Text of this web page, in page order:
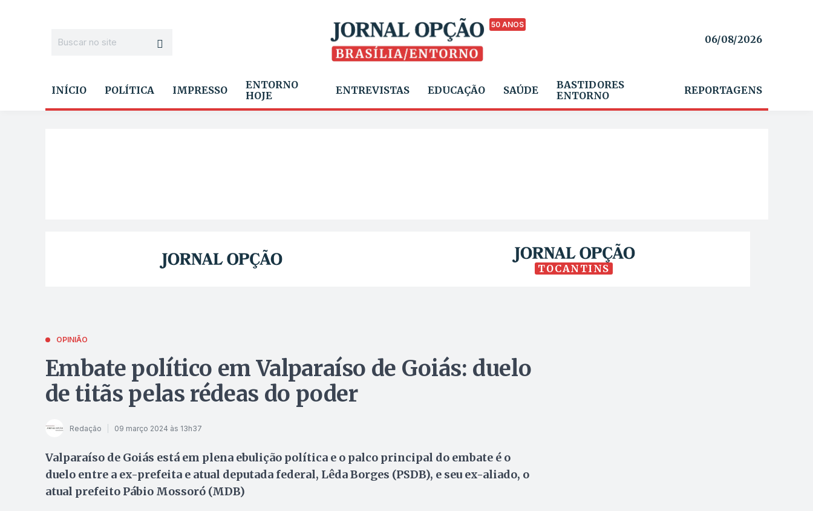
50 ANOS
06/08/2026
INÍCIO POLÍTICA IMPRESSO
ENTORNO
HOJE
ENTREVISTAS EDUCAÇÃO SAÚDE
BASTIDORES
ENTORNO
REPORTAGENS
TOCANTINS
OPINIÃO
Embate político em Valparaíso de Goiás: duelo
de titãs pelas rédeas do poder
Redação 09 março 2024 às 13h37
Valparaíso de Goiás está em plena ebulição política e o palco principal do embate é o
duelo entre a ex-prefeita e atual deputada federal, Lêda Borges (PSDB), e seu ex-aliado, o
atual prefeito Pábio Mossoró (MDB)